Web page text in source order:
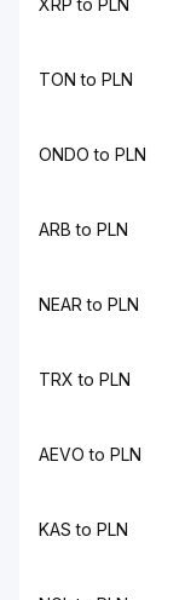
XRP to PLN
TON to PLN
ONDO to PLN
ARB to PLN
NEAR to PLN
TRX to PLN
AEVO to PLN
KAS to PLN